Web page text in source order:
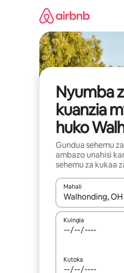
Nyumba
kuanzia
huko
Gundua sehemu
ambazo unahisi
sehemu za kukaa
Mahali
Wakati matokeo
Kuingia
Kutoka